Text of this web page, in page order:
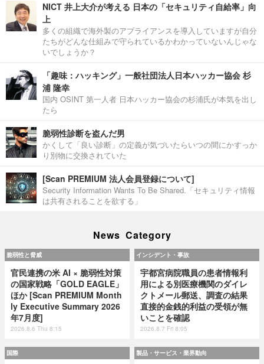
NICT 井上大介が考える 日本の「セキュリティ自給率」向
上
多くの組織で海外製のアプライアンスを導入していますが自分
たちがどんな仕組みで守られているかわかっていないんじゃな
いでしょうか？
「趣味：ハッキング」一般社団法人日本ハッカー協会 杉
浦 隆幸
国内 OSINT 第一人者 日本ハッカー協会の杉浦氏が本気を出し
たら
脆弱性診断を盗んだ男
かくして「良い診断」の定義が気づいたらいつの間にかすっか
り別物に交換されていた
[Scan PREMIUM 法人会員登録について]
Security Information Wants To Be Shared.「セキュリティ情報
は共有されることを欲する」
News Category
脆弱性と脅威
官民連携の米 AI × 脆弱性対策
の国家戦略「GOLD EAGLE」
ほか [Scan PREMIUM Month
ly Executive Summary 2026
年7月度]
2026.8.6 Thu 8:15
インシデント・事故
宇都宮病院職員の患者情報利
用による別医療機関のダイレ
クトメール郵送、調査の結果
直接的金銭的利益の受領が無
いことを確認
2026.8.7 Fri 8:05
国際 製品・サービス・業界動向